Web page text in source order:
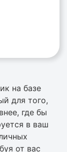
на базе
для того,
где бы
в ваш
от вас